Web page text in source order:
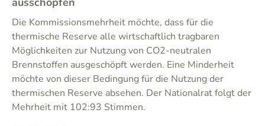
Die Kommissionsmehrheit möchte, dass für die
thermische Reserve alle wirtschaftlich tragbaren
Möglichkeiten zur Nutzung von CO2-neutralen
Brennstoffen ausgeschöpft werden. Eine Minderheit
möchte von dieser Bedingung für die Nutzung der
thermischen Reserve absehen. Der Nationalrat folgt der
Mehrheit mit 102:93 Stimmen.